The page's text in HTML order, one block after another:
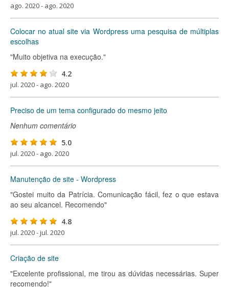
ago. 2020 - ago. 2020
Colocar no atual site via Wordpress uma pesquisa de múltiplas
escolhas
"Muito objetiva na execução."
4.2
jul. 2020 - ago. 2020
Preciso de um tema configurado do mesmo jeito
Nenhum comentário
5.0
jul. 2020 - ago. 2020
Manutenção de site - Wordpress
"Gostei muito da Patrícia. Comunicação fácil, fez o que estava
ao seu alcancel. Recomendo"
4.8
jul. 2020 - jul. 2020
Criação de site
"Excelente profissional, me tirou as dúvidas necessárias. Super
recomendo!"